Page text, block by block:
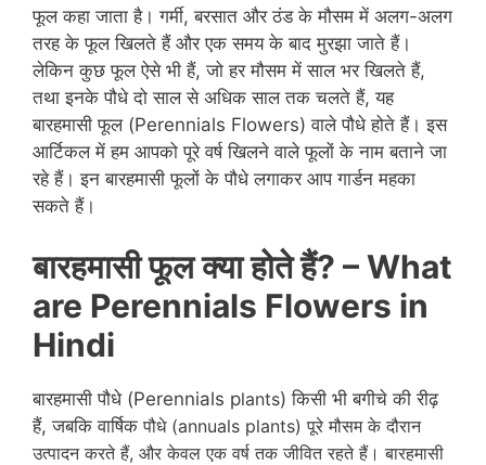
फूल कहा जाता है। गर्मी, बरसात और ठंड के मौसम में अलग-अलग
तरह के फूल खिलते हैं और एक समय के बाद मुरझा जाते हैं।
लेकिन कुछ फूल ऐसे भी हैं, जो हर मौसम में साल भर खिलते हैं,
तथा इनके पौधे दो साल से अधिक साल तक चलते हैं, यह
बारहमासी फूल (Perennials Flowers) वाले पौधे होते हैं। इस
आर्टिकल में हम आपको पूरे वर्ष खिलने वाले फूलों के नाम बताने जा
रहे हैं। इन बारहमासी फूलों के पौधे लगाकर आप गार्डन महका
सकते हैं।
बारहमासी फूल क्या होते हैं? – What
are Perennials Flowers in
Hindi
बारहमासी पौधे (Perennials plants) किसी भी बगीचे की रीढ़
हैं, जबकि वार्षिकपौधे(annuals plants) पूरे मौसम के दौरान
उत्पादन करते हैं, और केवल एक वर्ष तक जीवित रहते हैं। बारहमासी